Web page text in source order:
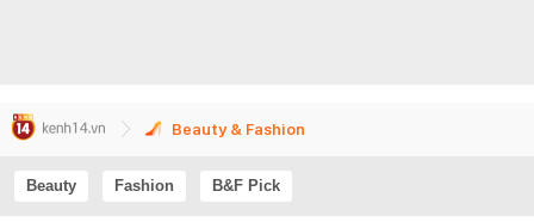
Beauty & Fashion
Beauty Fashion B&F Pick